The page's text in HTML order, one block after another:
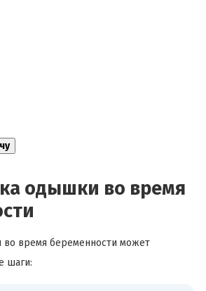
одышки во время
во время беременности может
шаги: